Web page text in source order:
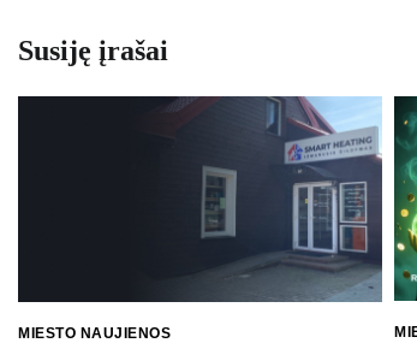
Susiję įrašai
MIESTO NAUJIENOS